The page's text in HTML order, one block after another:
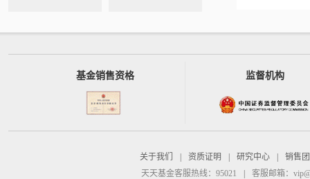
基金销售资格 监督机构
关于我们 资质证明 研究中心
销售
天天基金客服热线：95021
客服邮箱：